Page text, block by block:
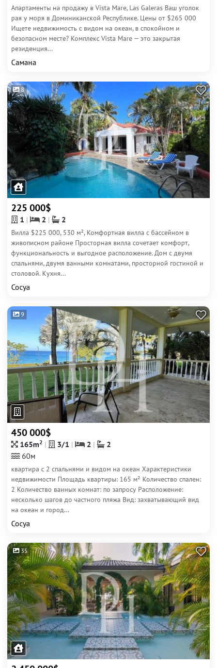
Апартаменты на продажу в Vista Mare, Las Galeras Ваш уголок
рая у моря в Доминиканской Республике. Цены от $265 000
Ищете недвижимость с видом на океан, в спокойном и
безопасном месте? Комплекс Vista Mare — это закрытая
резиденция...
Самана
8
225 000$
1 2 2
Вилла $225 000, 530 м², Комфортная вилла с бассейном в
живописном районе Просторная вилла сочетает комфорт,
функциональность и выгодное расположение. Дом с двумя
спальнями, двумя ванными комнатами, просторной гостиной и
столовой. Кухня...
Сосуа
9
450 000$
165m2 3/1 2
2
60м
квартира с 2 спальнями и видом на океан Характеристики
недвижимости Площадь квартиры: 165 м² Количество спален:
2 Количество ванных комнат: по запросу Расположение:
несколько шагов до частного пляжа Вид: захватывающий вид
на океан и город...
Сосуа
35